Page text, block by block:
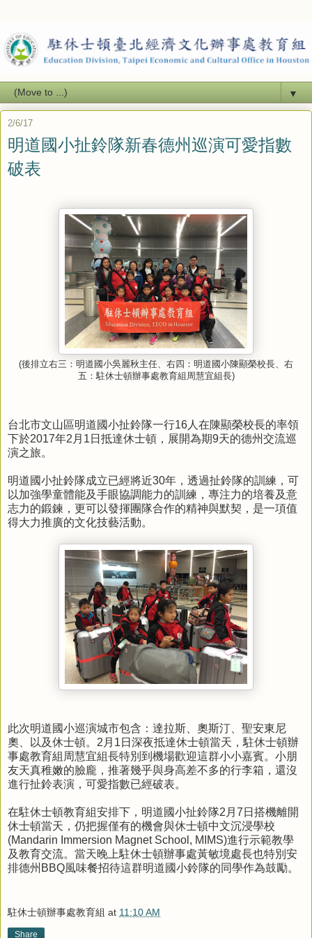
▼
2/6/17
明道國小扯鈴隊新春德州巡演可愛指數
破表
(後排立右三 ： 明道國小吳麗秋主任、右四 ：明道國小陳顯榮校長、右
五 ：駐休士頓辦事處教育組周慧宜組長)
台北市文山區明道國小扯鈴隊一行16 人在陳顯榮校長的率領
下於2017年2 月 1 日抵達休士頓 ，展開為期9天的德州交流巡
演之旅。
明道國小扯鈴隊成立已經將近30年，透過扯鈴隊的訓練，可
以加強學童體能及手眼協調能力的訓練，專注力的培養及意
志力的鍛鍊，更可以發揮團隊合作的精神與默契，是一項值
得大力推廣的文化技藝活動。
此次明道國小巡演城市包含：達拉斯、奧斯汀、聖安東尼
奧、以及休士頓。 2 月 1 日深夜抵達休士頓當天，駐休士頓辦
事處教育組周慧宜組長特別到機場歡迎這群小小嘉賓。小朋
友天真稚嫩的臉龐，推著幾乎與身高差不多的行李箱，還沒
進行扯鈴表演，可愛指數已經破表。
在駐休士頓教育組安排下，明道國小扯鈴隊2 月 7 日搭機離開
休士頓當天，仍把握僅有的機會與休士頓中文沉浸學校
(Mandarin Immersion Magnet School, MIMS)進行示範教學
及教育交流。當天晚上駐休士頓辦事處黃敏境處長也特別安
排德州 BBQ風味餐招待這群明道國小鈴隊的同學作為鼓勵。
駐休士頓辦事處教育組 at 11:10 AM
Share